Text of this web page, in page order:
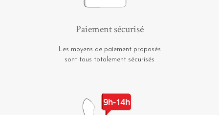
Paiement sécurisé
Les moyens de paiement proposés
sont tous totalement sécurisés